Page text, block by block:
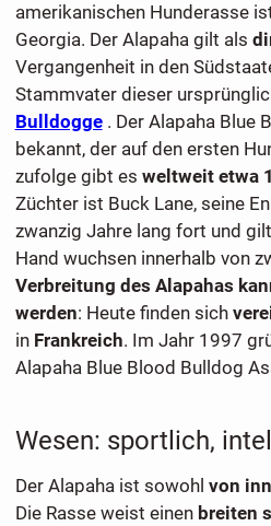
amerikanischen Hunderasse
Georgia. Der Alapaha gilt als
Vergangenheit in den
Stammvater dieser
Bulldogge . Der Alapaha Blue
bekannt, der auf den ersten
zufolge gibt es weltweit etwa
Züchter ist Buck Lane, seine
zwanzig Jahre lang fort und
Hand wuchsen innerhalb von
Verbreitung des Alapahas
werden: Heute finden sich
in Frankreich. Im Jahr 1997
Alapaha Blue Blood Bulldog
Wesen: sportlich,
Der Alapaha ist sowohl von
Die Rasse weist einen breiten